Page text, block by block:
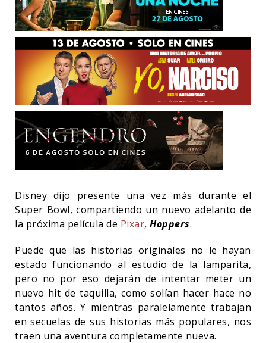
Disney dijo presente una vez más durante el
Super Bowl, compartiendo un nuevo adelanto de
la próxima película de Pixar, Hoppers.
Puede que las historias originales no le hayan
estado funcionando al estudio de la lamparita,
pero no por eso dejarán de intentar meter un
nuevo hit de taquilla, como solían hacer hace no
tantos años. Y mientras paralelamente trabajan
en secuelas de sus historias más populares, nos
traen una aventura completamente nueva.